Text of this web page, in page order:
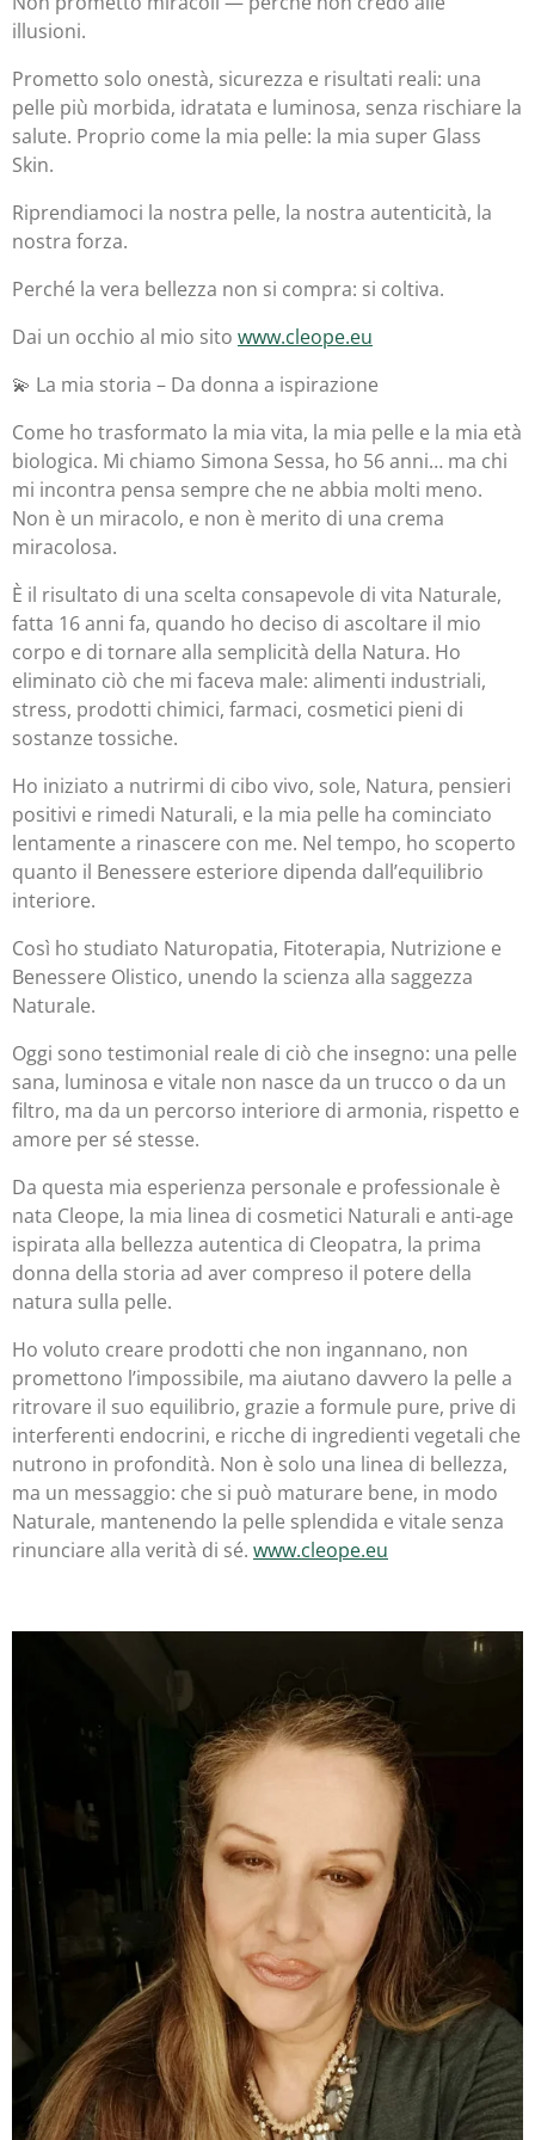
illusioni.
Prometto solo onestà, sicurezza e risultati reali: una
pelle più morbida, idratata e luminosa, senza rischiare la
salute. Proprio come la mia pelle: la mia super Glass
Skin.
Riprendiamoci la nostra pelle, la nostra autenticità, la
nostra forza.
Perché la vera bellezza non si compra: si coltiva.
Dai un occhio al mio sito www.cleope.eu
💫 La mia storia – Da donna a ispirazione
Come ho trasformato la mia vita, la mia pelle e la mia età
biologica. Mi chiamo Simona Sessa, ho 56 anni… ma chi
mi incontra pensa sempre che ne abbia molti meno.
Non è un miracolo, e non è merito di una crema
miracolosa.
È il risultato di una scelta consapevole di vita Naturale,
fatta 16 anni fa, quando ho deciso di ascoltare il mio
corpo e di tornare alla semplicità della Natura. Ho
eliminato ciò che mi faceva male: alimenti industriali,
stress, prodotti chimici, farmaci, cosmetici pieni di
sostanze tossiche.
Ho iniziato a nutrirmi di cibo vivo, sole, Natura, pensieri
positivi e rimedi Naturali, e la mia pelle ha cominciato
lentamente a rinascere con me. Nel tempo, ho scoperto
quanto il Benessere esteriore dipenda dall’equilibrio
interiore.
Così ho studiato Naturopatia, Fitoterapia, Nutrizione e
Benessere Olistico, unendo la scienza alla saggezza
Naturale.
Oggi sono testimonial reale di ciò che insegno: una pelle
sana, luminosa e vitale non nasce da un trucco o da un
filtro, ma da un percorso interiore di armonia, rispetto e
amore per sé stesse.
Da questa mia esperienza personale e professionale è
nata Cleope, la mia linea di cosmetici Naturali e anti-age
ispirata alla bellezza autentica di Cleopatra, la prima
donna della storia ad aver compreso il potere della
natura sulla pelle.
Ho voluto creare prodotti che non ingannano, non
promettono l’impossibile, ma aiutano davvero la pelle a
ritrovare il suo equilibrio, grazie a formule pure, prive di
interferenti endocrini, e ricche di ingredienti vegetali che
nutrono in profondità. Non è solo una linea di bellezza,
ma un messaggio: che si può maturare bene, in modo
Naturale, mantenendo la pelle splendida e vitale senza
rinunciare alla verità di sé. www.cleope.eu